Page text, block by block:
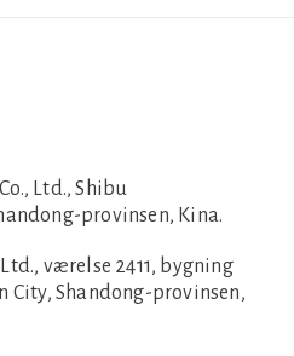
Ltd., Shibu
provinsen, Kina.
værelse 2411, bygning
City, Shandong-provinsen,